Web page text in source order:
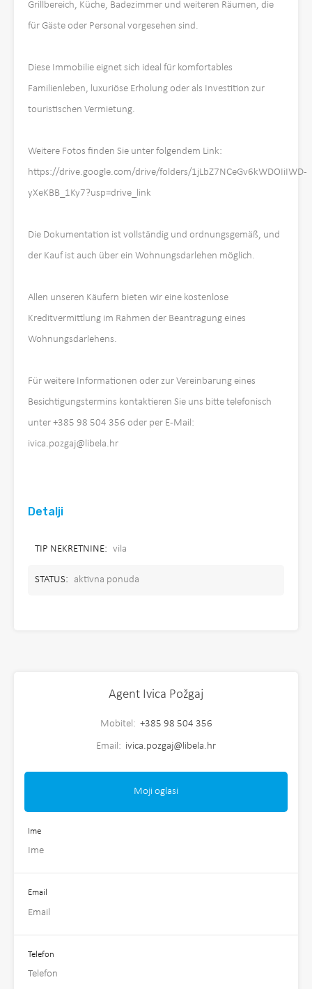
Grillbereich, Küche, Badezimmer und weiteren Räumen, die
für Gäste oder Personal vorgesehen sind.
Diese Immobilie eignet sich ideal für komfortables
Familienleben, luxuriöse Erholung oder als Investition zur
touristischen Vermietung.
Weitere Fotos finden Sie unter folgendem Link:
https://drive.google.com/drive/folders/1jLbZ7NCeGv6kWDOIiIWD-
yXeKBB_1Ky7?usp=drive_link
Die Dokumentation ist vollständig und ordnungsgemäß, und
der Kauf ist auch über ein Wohnungsdarlehen möglich.
Allen unseren Käufern bieten wir eine kostenlose
Kreditvermittlung im Rahmen der Beantragung eines
Wohnungsdarlehens.
Für weitere Informationen oder zur Vereinbarung eines
Besichtigungstermins kontaktieren Sie uns bitte telefonisch
unter +385 98 504 356 oder per E-Mail:
ivica.pozgaj@libela.hr
Detalji
TIP NEKRETNINE: vila
STATUS: aktivna ponuda
Agent Ivica Požgaj
Mobitel: +385 98 504 356
Email: ivica.pozgaj@libela.hr
Moji oglasi
Ime
Email
Telefon